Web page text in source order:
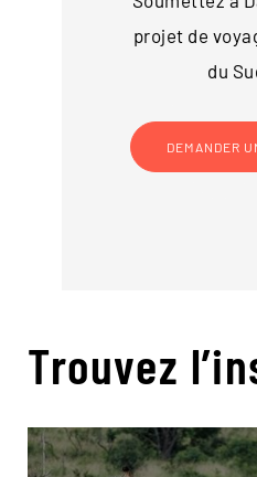
projet de
du
DEMANDER
Trouvez